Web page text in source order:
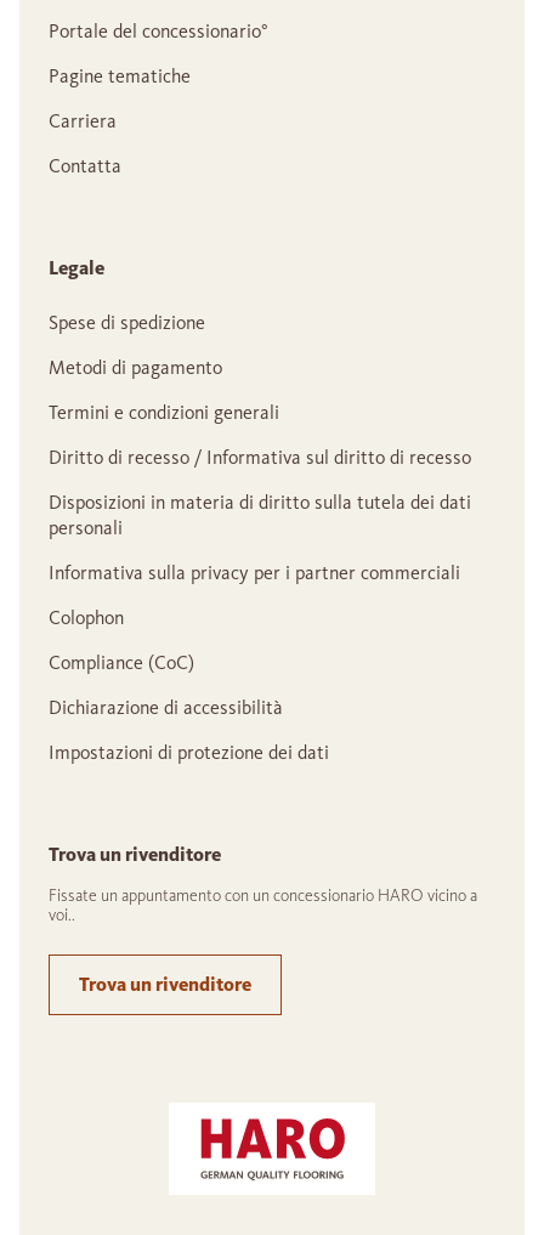
Portale del concessionario°
Pagine tematiche
Carriera
Contatta
Legale
Spese di spedizione
Metodi di pagamento
Termini e condizioni generali
Diritto di recesso / Informativa sul diritto di recesso
Disposizioni in materia di diritto sulla tutela dei dati
personali
Informativa sulla privacy per i partner commerciali
Colophon
Compliance (CoC)
Dichiarazione di accessibilità
Impostazioni di protezione dei dati
Trova un rivenditore
Fissate un appuntamento con un concessionario HARO vicino a
voi..
Trova un rivenditore